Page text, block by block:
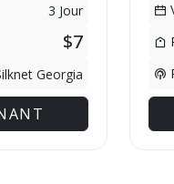
3 Jour
$7
Georgia